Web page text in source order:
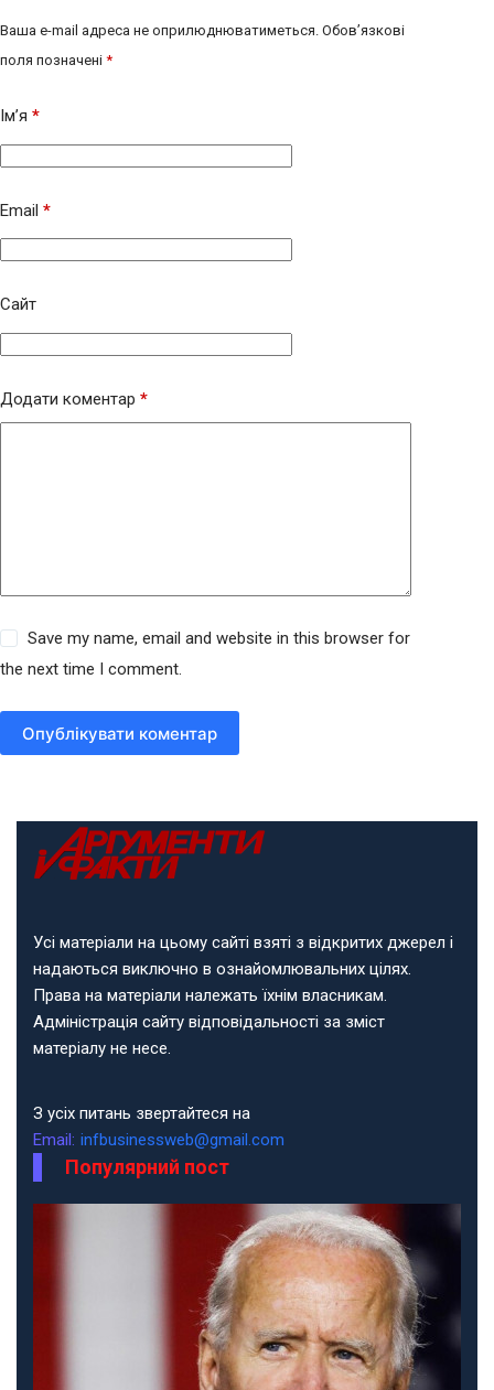
Ваша e-mail адреса не оприлюднюватиметься. Обов’язкові
поля позначені *
Ім’я *
Email *
Сайт
Додати коментар *
Save my name, email and website in this browser for
the next time I comment.
Опублікувати коментар
Усі матеріали на цьому сайті взяті з відкритих джерел і
надаються виключно в ознайомлювальних цілях.
Права на матеріали належать їхнім власникам.
Адміністрація сайту відповідальності за зміст
матеріалу не несе.
З усіх питань звертайтеся на
Email: infbusinessweb@gmail.com
Популярний пост